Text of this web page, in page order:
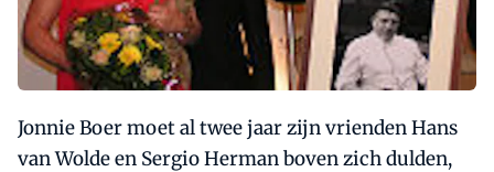
Jonnie Boer moet al twee jaar zijn vrienden Hans
van Wolde en Sergio Herman boven zich dulden,